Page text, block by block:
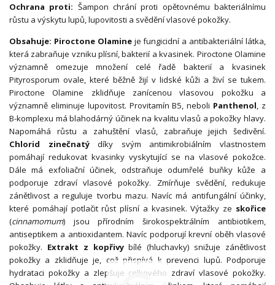
Ochrana proti: Šampon chrání proti opětovnému bakteriálnímu
růstu a výskytu lupů, lupovitosti a svědění vlasové pokožky.
Obsahuje: Piroctone Olamineje fungicidní a antibakteriální látka,
která zabraňuje vzniku plísní, bakterií a kvasinek. Piroctone Olamine
významně omezuje množení celé řadě bakterií a kvasinek
Pityrosporum ovale, které běžně žijí v lidské kůži a živí se tukem.
Piroctone Olamine zklidňuje zanícenou vlasovou pokožku a
významně eliminuje lupovitost. Provitamín B5, neboli Panthenol , z
B-komplexu má blahodárný účinek na kvalitu vlasů a pokožky hlavy.
Napomáhá růstu a zahuštění vlasů, zabraňuje jejich šedivění.
Chlorid zinečnatýdíky svým antimikrobiálním vlastnostem
pomáhají redukovat kvasinky vyskytující se na vlasové pokožce.
Dále má exfoliační účinek, odstraňuje odumřelé buňky kůže a
podporuje zdraví vlasové pokožky. Zmírňuje svědění, redukuje
zánětlivost a reguluje tvorbu mazu. Navíc má antifungální účinky,
které pomáhají potlačit růst plísní a kvasinek. Výtažky ze skořice
(cinnamomum) jsou přírodním širokospektrálním antibiotikem,
antiseptikem a antioxidantem. Navíc podporují krevní oběh vlasové
pokožky. Extrakt z kopřivybílé (hluchavky) snižuje zánětlivost
pokožky a zklidňuje je, což přispívá k prevenci lupů. Podporuje
hydrataci pokožky a zlepšuje celkového zdraví vlasové pokožky.